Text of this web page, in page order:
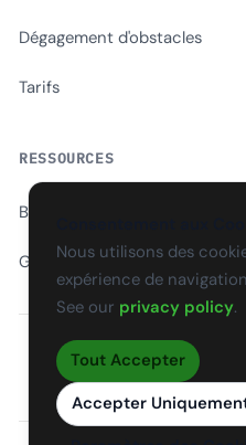
Dégagement d'obstacles
Tarifs
RESSOURCES
Blog
Glossaire
CS SK DE PL
Nous utilisons des
expérience de
See our privacy policy.
Tout Accepter
Accepter